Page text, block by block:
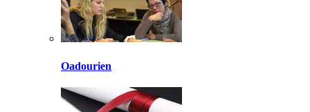
Oadourien